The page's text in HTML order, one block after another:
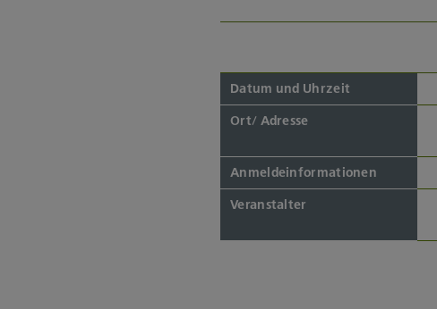
Datum und Uhrzeit
Ort/ Adresse
Anmeldeinformationen
Veranstalter